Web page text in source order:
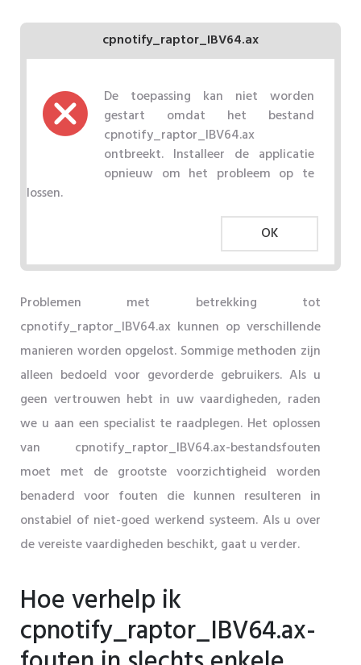
cpnotify_raptor_IBV64.ax
De toepassing kan niet worden
gestart omdat het bestand
cpnotify_raptor_IBV64.ax
ontbreekt. Installeer de applicatie
opnieuw om het probleem op te
lossen.
OK
Problemen met betrekking tot
cpnotify_raptor_IBV64.ax kunnen op verschillende
manieren worden opgelost. Sommige methoden zijn
alleen bedoeld voor gevorderde gebruikers. Als u
geen vertrouwen hebt in uw vaardigheden, raden
we u aan een specialist te raadplegen. Het oplossen
van cpnotify_raptor_IBV64.ax-bestandsfouten
moet met de grootste voorzichtigheid worden
benaderd voor fouten die kunnen resulteren in
onstabiel of niet-goed werkend systeem. Als u over
de vereiste vaardigheden beschikt, gaat u verder.
Hoe verhelp ik
cpnotify_raptor_IBV64.ax-